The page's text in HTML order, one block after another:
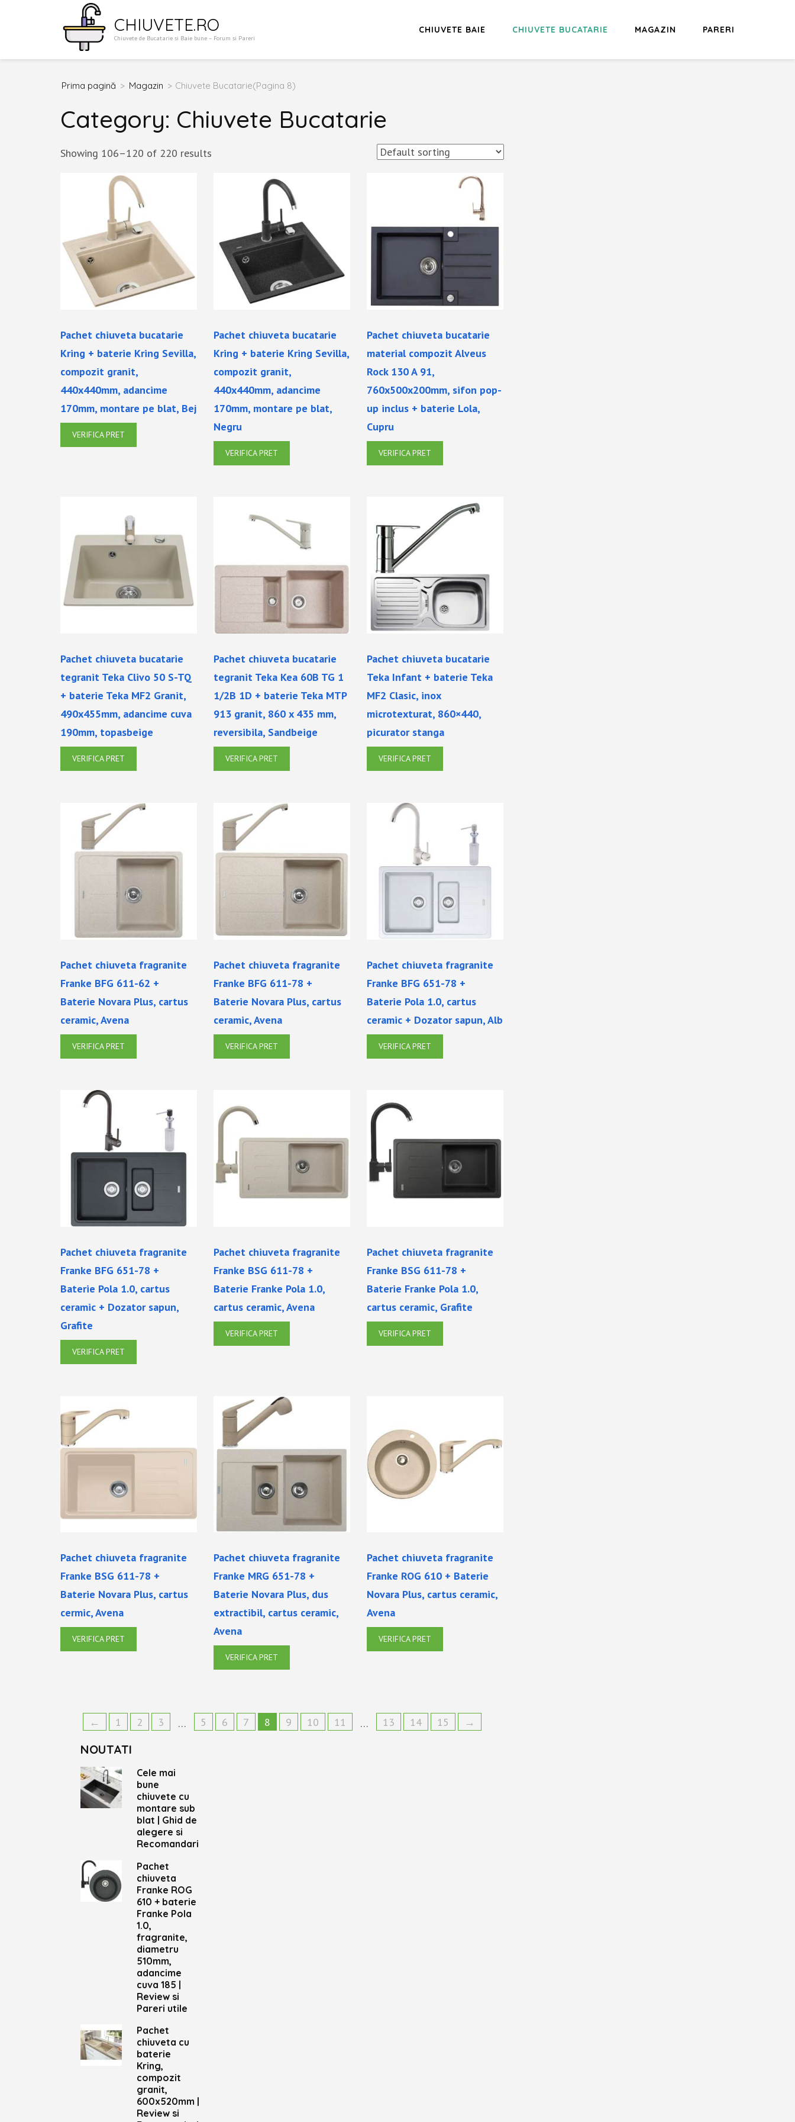
(apasă
CHIUVETE.RO
Chiuvete de Bucatarie si Baie bune – Forum si Pareri
CHIUVETE BAIE CHIUVETE BUCATARIE MAGAZIN PARERI
Prima pagină > Magazin > Chiuvete Bucatarie(Pagina 8)
Category: Chiuvete Bucatarie
Showing 106–120 of 220 results
Pachet chiuveta bucatarie
Kring + baterie Kring Sevilla,
compozit granit,
440x440mm, adancime
170mm, montare pe blat, Bej
VERIFICA PRET
Pachet chiuveta bucatarie
Kring + baterie Kring Sevilla,
compozit granit,
440x440mm, adancime
170mm, montare pe blat,
Negru
VERIFICA PRET
Pachet chiuveta bucatarie
material compozit Alveus
Rock 130 A 91,
760x500x200mm, sifon pop-
up inclus + baterie Lola,
Cupru
VERIFICA PRET
Pachet chiuveta bucatarie
tegranit Teka Clivo 50 S-TQ
+ baterie Teka MF2 Granit,
490x455mm, adancime cuva
190mm, topasbeige
VERIFICA PRET
Pachet chiuveta bucatarie
tegranit Teka Kea 60B TG 1
1/2B 1D + baterie Teka MTP
913 granit, 860 x 435 mm,
reversibila, Sandbeige
VERIFICA PRET
Pachet chiuveta bucatarie
Teka Infant + baterie Teka
MF2 Clasic, inox
microtexturat, 860×440,
picurator stanga
VERIFICA PRET
Pachet chiuveta fragranite
Franke BFG 611-62 +
Baterie Novara Plus, cartus
ceramic, Avena
VERIFICA PRET
Pachet chiuveta fragranite
Franke BFG 611-78 +
Baterie Novara Plus, cartus
ceramic, Avena
VERIFICA PRET
Pachet chiuveta fragranite
Franke BFG 651-78 +
Baterie Pola 1.0, cartus
ceramic + Dozator sapun, Alb
VERIFICA PRET
Pachet chiuveta fragranite
Franke BFG 651-78 +
Baterie Pola 1.0, cartus
ceramic + Dozator sapun,
Grafite
VERIFICA PRET
Pachet chiuveta fragranite
Franke BSG 611-78 +
Baterie Franke Pola 1.0,
cartus ceramic, Avena
VERIFICA PRET
Pachet chiuveta fragranite
Franke BSG 611-78 +
Baterie Franke Pola 1.0,
cartus ceramic, Grafite
VERIFICA PRET
Pachet chiuveta fragranite
Franke BSG 611-78 +
Baterie Novara Plus, cartus
cermic, Avena
VERIFICA PRET
Pachet chiuveta fragranite
Franke MRG 651-78 +
Baterie Novara Plus, dus
extractibil, cartus ceramic,
Avena
VERIFICA PRET
Pachet chiuveta fragranite
Franke ROG 610 + Baterie
Novara Plus, cartus ceramic,
Avena
VERIFICA PRET
← 1 2 3 … 5 6 7 8 9 10 11 … 13 14 15 →
NOUTATI
Cele mai
bune
chiuvete cu
montare sub
blat | Ghid de
alegere si
Recomandari
Pachet
chiuveta
Franke ROG
610 + baterie
Franke Pola
1.0,
fragranite,
diametru
510mm,
adancime
cuva 185 |
Review si
Pareri utile
Pachet
chiuveta cu
baterie
Kring,
compozit
granit,
600x520mm |
Review si